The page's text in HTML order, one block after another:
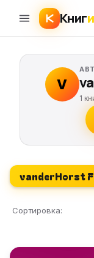
Книг
V
1
vanderHorst
Сортировка: